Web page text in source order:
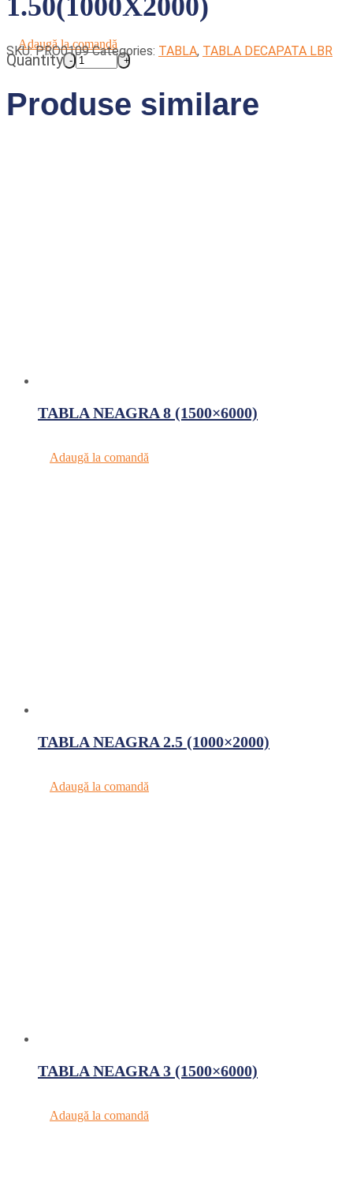
1.50(1000X2000)
Adaugă la comandă
Quantity
SKU:PRO0109 Categories: TABLA, TABLA DECAPATA LBR
Produse similare
TABLA NEAGRA 8 (1500×6000)
Adaugă la comandă
TABLA NEAGRA 2.5 (1000×2000)
Adaugă la comandă
TABLA NEAGRA 3 (1500×6000)
Adaugă la comandă